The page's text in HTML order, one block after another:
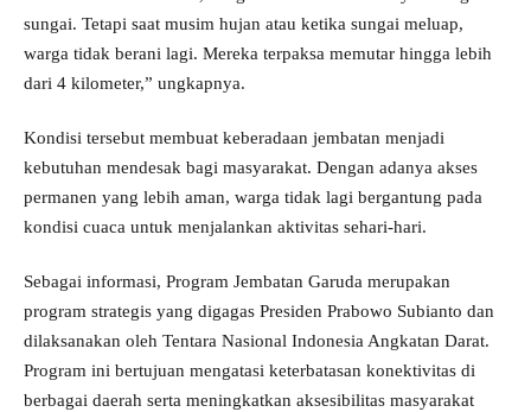
sungai. Tetapi saat musim hujan atau ketika sungai meluap,
warga tidak berani lagi. Mereka terpaksa memutar hingga lebih
dari 4 kilometer,” ungkapnya.
Kondisi tersebut membuat keberadaan jembatan menjadi
kebutuhan mendesak bagi masyarakat. Dengan adanya akses
permanen yang lebih aman, warga tidak lagi bergantung pada
kondisi cuaca untuk menjalankan aktivitas sehari-hari.
Sebagai informasi, Program Jembatan Garuda merupakan
program strategis yang digagas Presiden Prabowo Subianto dan
dilaksanakan oleh Tentara Nasional Indonesia Angkatan Darat.
Program ini bertujuan mengatasi keterbatasan konektivitas di
berbagai daerah serta meningkatkan aksesibilitas masyarakat